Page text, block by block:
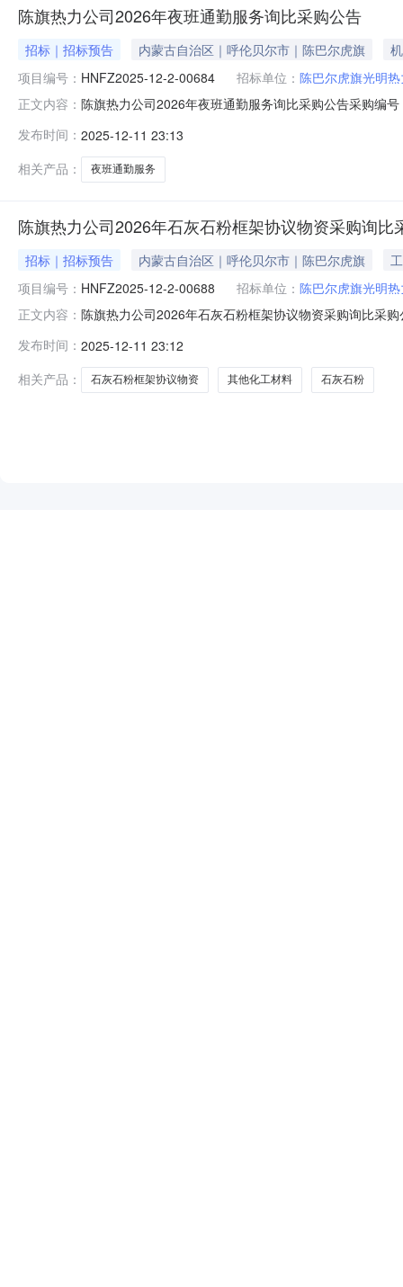
陈旗热力公司2026年夜班通勤服务询比采购公告
招标｜招标预告 内蒙古自治区｜呼伦贝尔市｜陈巴尔虎旗
项目编号： HNFZ2025-12-2-00684 招标单位： 陈巴尔虎旗光明
正文内容： 陈旗热力公司2026年夜班通勤服务询比采购公告采购编
述物料组物料组名称采购明细数量计量单位计量单位描
1X521
发布时间： 2025-12-11 23:13
相关产品：
夜班通勤服务
陈旗热力公司2026年石灰石粉框架协议物资采购询比
招标｜招标预告 内蒙古自治区｜呼伦贝尔市｜陈巴尔虎旗
项目编号： HNFZ2025-12-2-00688 招标单位： 陈巴尔虎旗光明
正文内容： 陈旗热力公司2026年石灰石粉框架协议物资采购询比采
购2.2采购范围序号计划号物料编码物料描述物料组物料
间安装时间
发布时间： 2025-12-11 23:12
相关产品：
石灰石粉框架协议物资 其他化工材料 石灰石粉